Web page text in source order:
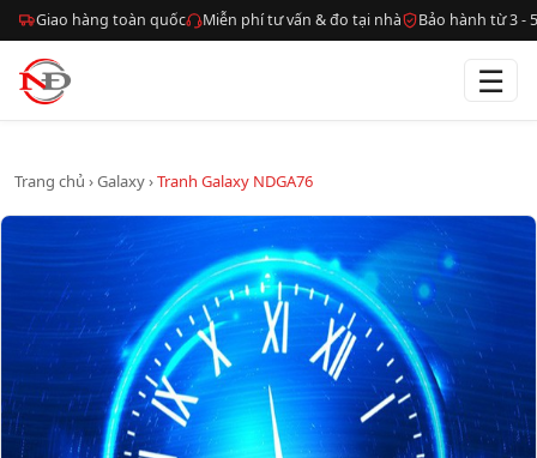
Giao hàng toàn quốc Miễn phí tư vấn & đo tại nhà Bảo hành từ 3 -
☰
Trang chủ ›Galaxy›Tranh Galaxy NDGA76